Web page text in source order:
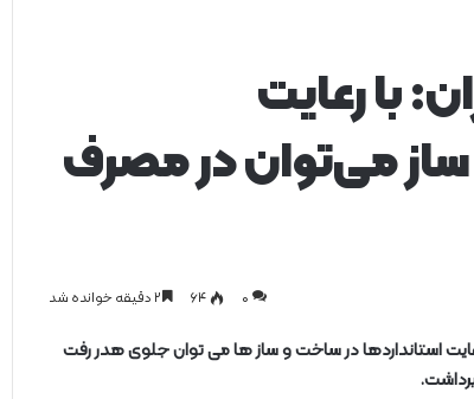
با رعایت
می‌توان در مصرف
0 ۶۴
استانداردها در ساخت و ساز ها می توان جلوی هدر رفت